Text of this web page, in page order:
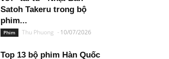
Satoh Takeru trong bộ
phim...
Phim Thu Phuong - 10/07/2026
Top 13 bộ phim Hàn Quốc